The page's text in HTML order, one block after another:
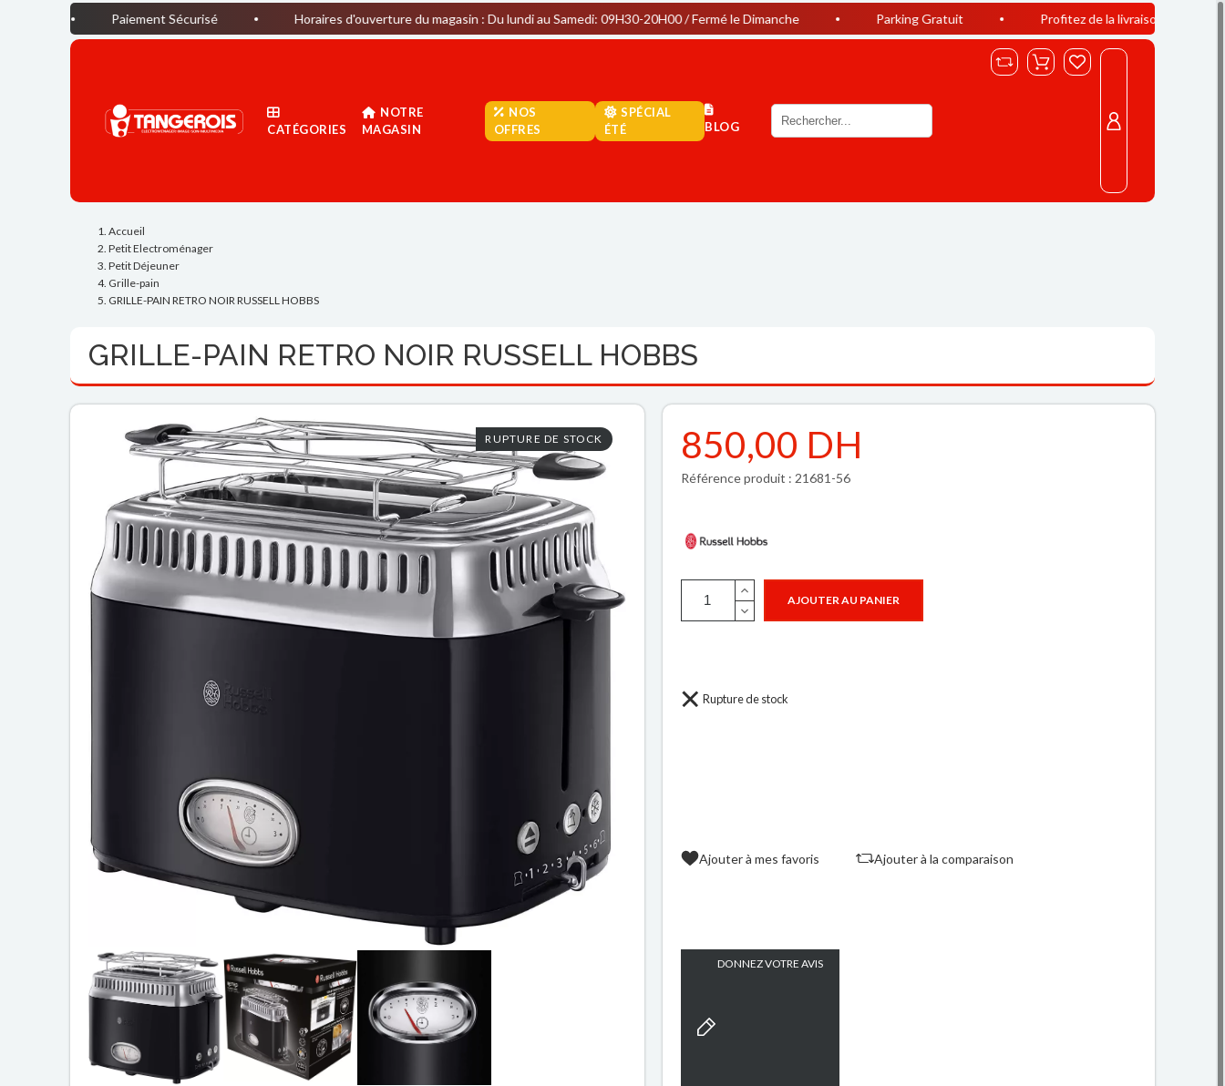
Paiement Sécurisé Horaires d'ouverture du magasin : Du lundi au Samedi: 09H30-20H00 / Fermé le Dimanche Parking Gratuit Profitez de la livraison offerte à Casablanca
CATÉGORIES
NOTRE
MAGASIN
NOS
OFFRES
SPÉCIAL
ÉTÉ
BLOG
Accueil
Petit Electroménager
Petit Déjeuner
Grille-pain
GRILLE-PAIN RETRO NOIR RUSSELL HOBBS
GRILLE-PAIN RETRO NOIR RUSSELL HOBBS
RUPTURE DE STOCK 850,00 DH
Référence produit : 21681-56
AJOUTER AU PANIER
Rupture de stock
Ajouter à mes favoris Ajouter à la comparaison
DONNEZ VOTRE AVIS